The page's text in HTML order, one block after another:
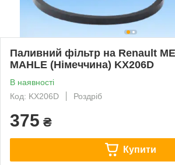
Паливний фільтр на Renault
MAHLE (Німеччина) KX206D
В наявності
Код: KX206D
Роздріб
375 ₴
Купити